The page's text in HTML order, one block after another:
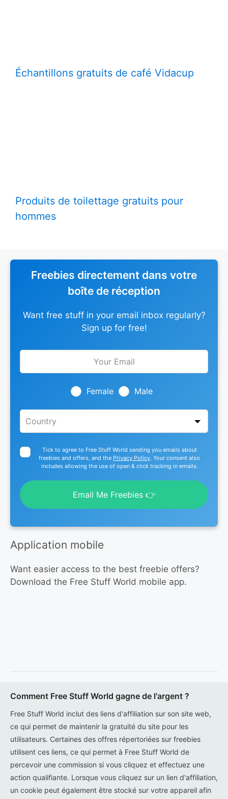
Échantillons gratuits de café Vidacup
Produits de toilettage gratuits pour
hommes
Freebies directement dans votre
boîte de réception
Want free stuff in your email inbox regularly?
Sign up for free!
Leave
Female Male
Tick to agree to Free Stuff World sending you emails about
freebies and offers, and the Privacy Policy. Your consent also
includes allowing the use of open & click tracking in emails.
Email Me Freebies 👉
Application mobile
Want easier access to the best freebie offers?
Download the Free Stuff World mobile app.
Comment Free Stuff World gagne de l'argent ?
Free Stuff World inclut des liens d'affiliation sur son site web,
ce qui permet de maintenir la gratuité du site pour les
utilisateurs. Certaines des offres répertoriées sur freebies
utilisent ces liens, ce qui permet à Free Stuff World de
percevoir une commission si vous cliquez et effectuez une
action qualifiante. Lorsque vous cliquez sur un lien d'affiliation,
un cookie peut également être stocké sur votre appareil afin